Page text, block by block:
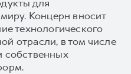
для
Концерн вносит
технологического
отрасли, в том числе
собственных